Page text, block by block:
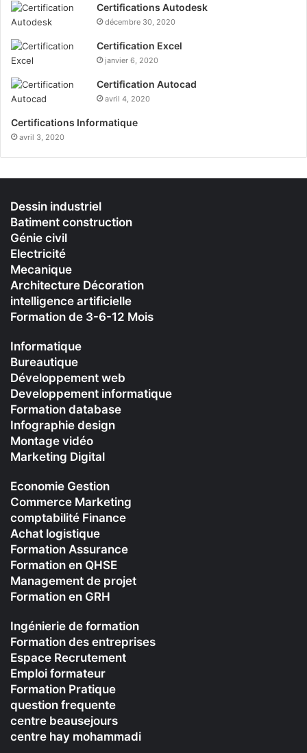
Certifications Autodesk
décembre 30, 2020
Certification Excel
janvier 6, 2020
Certification Autocad
avril 4, 2020
Certifications Informatique
avril 3, 2020
Dessin industriel
Batiment construction
Génie civil
Electricité
Mecanique
Architecture Décoration
intelligence artificielle
Formation de 3-6-12 Mois
Informatique
Bureautique
Développement web
Developpement informatique
Formation database
Infographie design
Montage vidéo
Marketing Digital
Economie Gestion
Commerce Marketing
comptabilité Finance
Achat logistique
Formation Assurance
Formation en QHSE
Management de projet
Formation en GRH
Ingénierie de formation
Formation des entreprises
Espace Recrutement
Emploi formateur
Formation Pratique
question frequente
centre beausejours
centre hay mohammadi